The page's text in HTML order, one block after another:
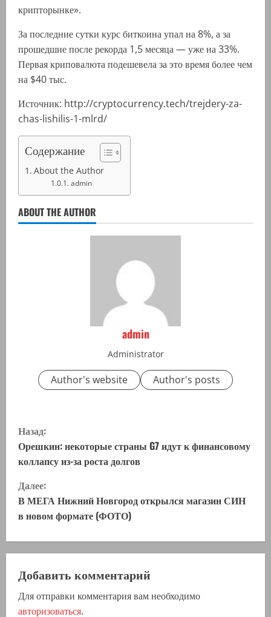
крипторынке».
За последние сутки курс биткоина упал на 8%, а за
прошедшие после рекорда 1,5 месяца — уже на 33%.
Первая криповалюта подешевела за это время более чем
на $40 тыс.
Источник: http://cryptocurrency.tech/trejdery-za-
chas-lishilis-1-mlrd/
Содержание
About the Author
admin
ABOUT THE AUTHOR
admin
Administrator
Author's website Author's posts
П
р
о
д
о
л
ж
и
Назад:
Орешкин: некоторые страны G7 идут к финансовому
коллапсу из-за роста долгов
Далее:
В МЕГА Нижний Новгород открылся магазин СИН
в новом формате (ФОТО)
Добавить комментарий
Для отправки комментария вам необходимо
авторизоваться.